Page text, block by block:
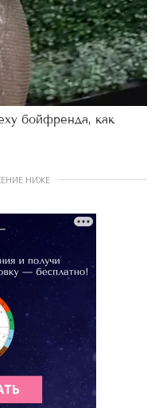
бойфренда, как
НИЖЕ